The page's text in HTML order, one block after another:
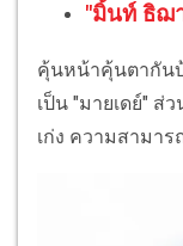
"มิ้นท์ ธิฌ
คุ้นหน้าคุ้นตากัน
เป็น "มายเดย์" ส่
เก่ง ความสามา